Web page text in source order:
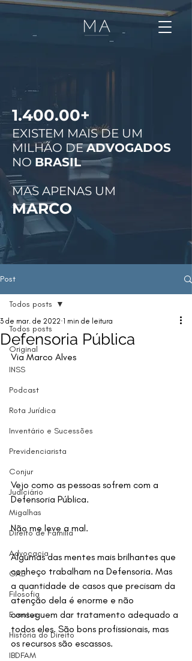
1.400.00+
EXISTEM MAIS DE UM
MILHÃO DEADVOGADOS
NO BRASIL
MAS APENAS UM
MARCO
Post
Todos posts
Original
INSS
Podcast
Rota Jurídica
Inventário e Sucessões
Previdenciarista
Conjur
Judiciário
Migalhas
Direito de Família
Advocacia
OAB
Filosofia
Eventos
História do Direito
IBDFAM
Todos posts
Defensoria Pública
3 de mar. de 2022 1 min de leitura
Via Marco Alves
Vejo como as pessoas sofrem com a
Defensoria Pública.
Não me leve a mal.
Algumas das mentes mais brilhantes que
conheço trabalham na Defensoria. Mas
a quantidade de casos que precisam da
atenção dela é enorme e não
conseguem dar tratamento adequado a
todos eles. São bons profissionais, mas
os recursos são escassos.